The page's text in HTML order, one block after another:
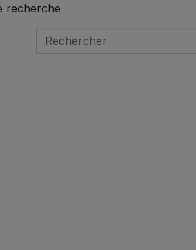
recherche